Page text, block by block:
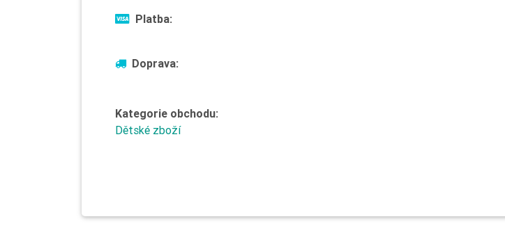
Platba:
Doprava:
Kategorie obchodu:
Dětské zboží